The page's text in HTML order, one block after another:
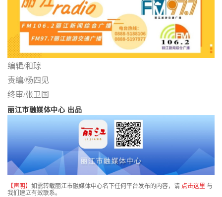
编辑/和琼
责编/杨四见
终审/张卫国
丽江市融媒体中心 出品
【声明】 如需转载丽江市融媒体中心名下任何平台发布的内容，请 点击这里 与
我们建立有效联系。